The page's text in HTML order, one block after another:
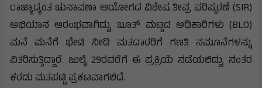
ರಾಜ್ಯಾದ್ಯಂತ ಚುನಾವಣಾ ಆಯೋಗದ ವಿಶೇಷ ತೀವ್ರ ಪರಿಷ್ಕರಣೆ (SIR)
ಅಭಿಯಾನ ಆರಂಭವಾಗಿದ್ದು, ಬೂತ್ ಮಟ್ಟದ ಅಧಿಕಾರಿಗಳು (BLO)
ಮನೆ ಮನೆಗೆ ಭೇಟಿ ನೀಡಿ ಮತದಾರರಿಗೆ ಗಣತಿ ನಮೂನೆಗಳನ್ನು
ವಿತರಿಸುತ್ತಿದ್ದಾರೆ. ಜುಲೈ 29ರವರೆಗೆ ಈ ಪ್ರಕ್ರಿಯೆ ನಡೆಯಲಿದ್ದು, ನಂತರ
ಕರಡು ಮತಪಟ್ಟಿ ಪ್ರಕಟವಾಗಲಿದೆ.